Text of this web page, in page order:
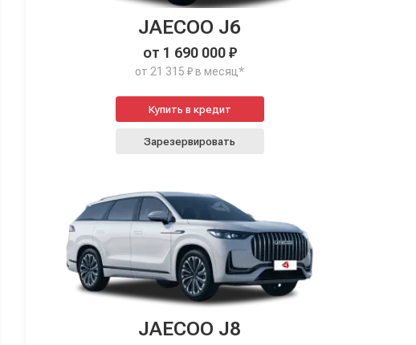
JAECOO J6
от 1 690 000 ₽
от 21 315 ₽ в месяц*
Купить в кредит
Зарезервировать
JAECOO J8